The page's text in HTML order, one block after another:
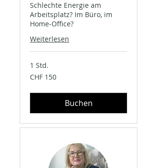
Schlechte Energie am
Arbeitsplatz? Im Büro, im
Home-Office?
Weiterlesen
1 Std.
150
Schweizer
CHF 150
Buchen